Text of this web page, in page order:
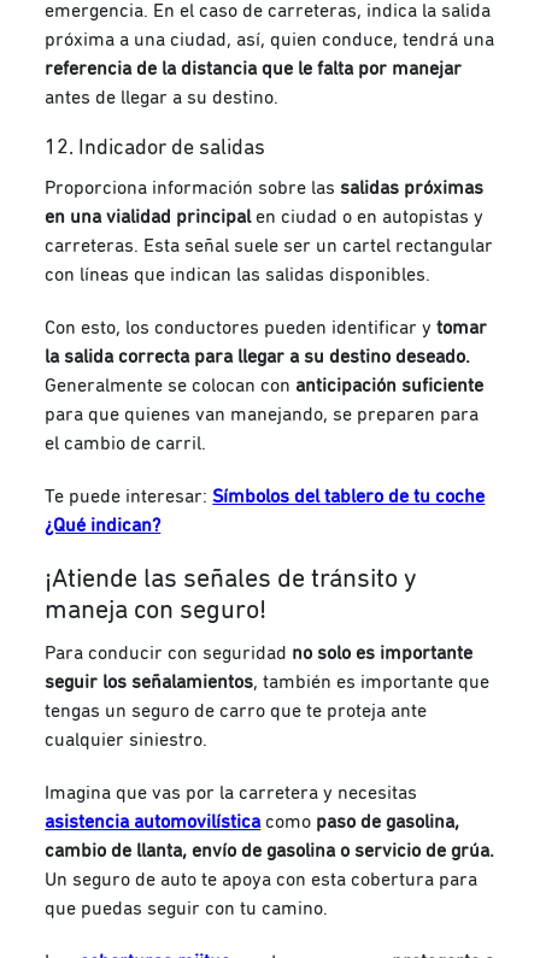
emergencia. En el caso de carreteras, indica la salida
próxima a una ciudad, así, quien conduce, tendrá una
referencia de la distancia que le falta por manejar
antes de llegar a su destino.
12. Indicador de salidas
Proporciona información sobre lassalidas próximas
en una vialidad principalen ciudad o en autopistas y
carreteras. Esta señal suele ser un cartel rectangular
con líneas que indican las salidas disponibles.
Con esto, los conductores pueden identificar ytomar
la salida correcta para llegar a su destino deseado.
Generalmente se colocan con anticipación suficiente
para que quienes van manejando, se preparen para
el cambio de carril.
Te puede interesar: Símbolos del tablero de tu coche
¿Qué indican?
¡Atiende las señales de tránsito y
maneja con seguro!
Para conducir con seguridad no solo es importante
seguir los señalamientos, también es importante que
tengas un seguro de carro que te proteja ante
cualquier siniestro.
Imagina que vas por la carretera y necesitas
asistencia automovilística como paso de gasolina,
cambio de llanta, envío de gasolina o servicio de grúa.
Un seguro de auto te apoya con esta cobertura para
que puedas seguir con tu camino.